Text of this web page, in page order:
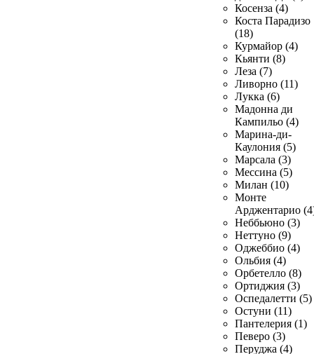
Косенза (4)
Коста Парадизо
(18)
Курмайор (4)
Кьянти (8)
Леза (7)
Ливорно (11)
Лукка (6)
Мадонна ди
Кампильо (4)
Марина-ди-
Каулония (5)
Марсала (3)
Мессина (5)
Милан (10)
Монте
Арджентарио
Неббьюно (3)
Неттуно (9)
Оджеббио (4)
Ольбия (4)
Орбетелло (8)
Ортиджия (3)
Оспедалетти (5)
Остуни (11)
Пантелерия (1)
Певеро (3)
Перуджа (4)